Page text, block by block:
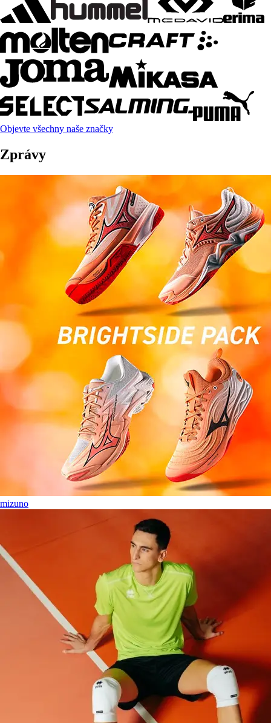
Objevte všechny naše značky
Zprávy
mizuno